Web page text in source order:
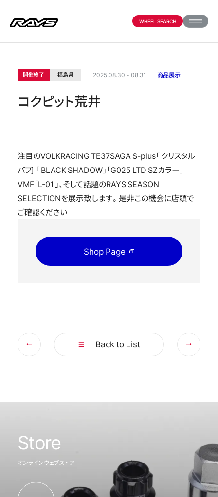
WHEEL SEARCH
PRODUCTS
ABOUT
PARTNER SHOP
NEWS
OFFICIAL SNS
Store Media Wheel Search
開催終了 福島県 2025.08.30 - 08.31 商品展示
コクピット荒井
注目のVOLKRACING TE37SAGA S-plus「 クリスタル
バフ] 「 BLACK SHADOW」「G025 LTD SZカラー」
VMF「L-01 」、そして話題のRAYS SEASON
SELECTIONを展示致します。是非この機会に店頭で
ご確認ください
Shop Page
Prev Back to List
Store
オンラインウェブストア